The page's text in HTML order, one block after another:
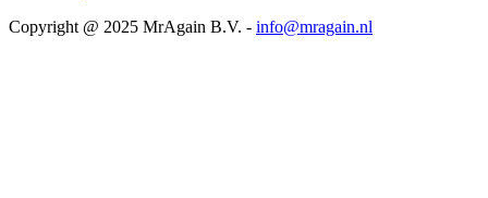
Copyright @ 2025 MrAgain B.V. - info@mragain.nl